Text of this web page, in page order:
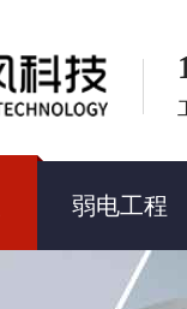
弱电工程